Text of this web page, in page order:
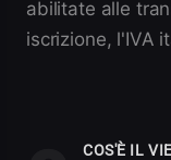
abilitate alle
iscrizione, l'IVA
COS'È IL